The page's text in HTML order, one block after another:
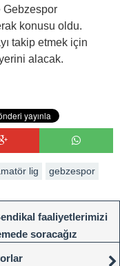
Gebzespor
konusu oldu.
takip etmek için
alacak.
lig gebzespor
faaliyetlerimizi
soracağız